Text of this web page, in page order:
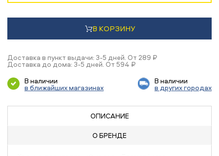
В КОРЗИНУ
Доставка в пункт выдачи: 3-5 дней. От 289 ₽
Доставка до дома: 3-5 дней. От 594 ₽
В наличии
в ближайших магазинах
В наличии
в других городах
ОПИСАНИЕ
О БРЕНДЕ